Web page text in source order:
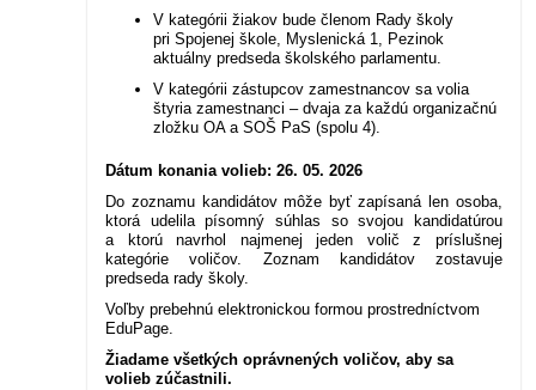
V kategórii žiakov bude členom Rady školy
pri Spojenej škole, Myslenická 1, Pezinok
aktuálny predseda školského parlamentu.
V kategórii zástupcov zamestnancov sa volia
štyria zamestnanci – dvaja za každú organizačnú
zložku OA a SOŠ PaS (spolu 4).
Dátum konania volieb: 26. 05. 2026
Do zoznamu kandidátov môže byť zapísaná len osoba,
ktorá udelila písomný súhlas so svojou kandidatúrou
a ktorú navrhol najmenej jeden volič z príslušnej
kategórie voličov. Zoznam kandidátov zostavuje
predseda rady školy.
Voľby prebehnú elektronickou formou prostredníctvom
EduPage.
Žiadame všetkých oprávnených voličov, aby sa
volieb zúčastnili.